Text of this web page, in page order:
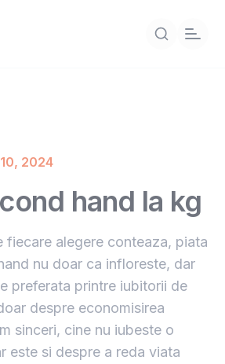
2024
hand la kg
fiecare alegere conteaza, piata
nu doar ca infloreste, dar
preferata printre iubitorii de
despre economisirea
sinceri, cine nu iubeste o
este si despre a reda viata